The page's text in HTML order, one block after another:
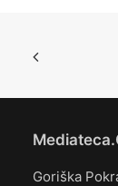
Goriška